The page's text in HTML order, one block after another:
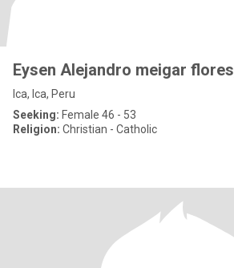
Eysen Alejandro meigar flores
Ica, Ica, Peru
Seeking: Female 46 - 53
Religion: Christian - Catholic